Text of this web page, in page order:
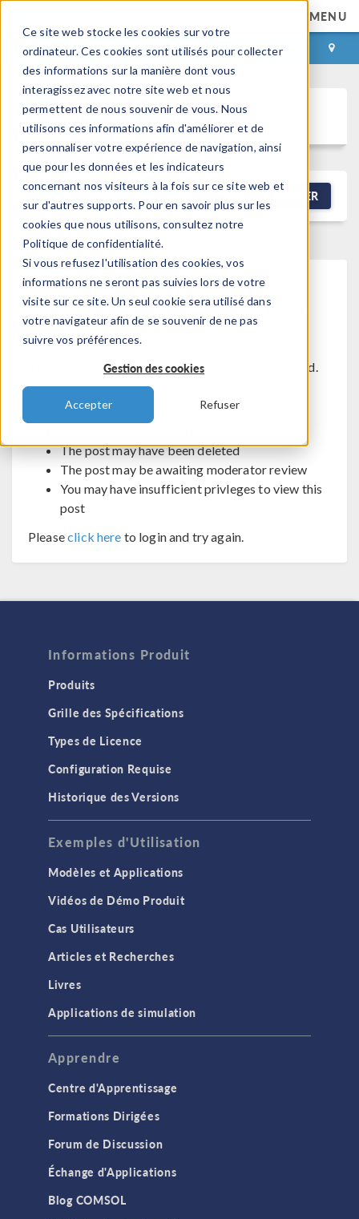
Ce site web stocke les cookies sur votre
ordinateur. Ces cookies sont utilisés pour collecter
des informations sur la manière dont vous
interagissez avec notre site web et nous
permettent de nous souvenir de vous. Nous
utilisons ces informations afin d'améliorer et de
personnaliser votre expérience de navigation, ainsi
que pour les données et les indicateurs
concernant nos visiteurs à la fois sur ce site web et
sur d'autres supports. Pour en savoir plus sur les
cookies que nous utilisons, consultez notre
Politique de confidentialité.
Si vous refusez l'utilisation des cookies, vos
informations ne seront pas suivies lors de votre
visite sur ce site. Un seul cookie sera utilisé dans
votre navigateur afin de se souvenir de ne pas
suivre vos préférences.
Gestion des cookies
Accepter Refuser
MENU
CONNEXION CONTACT
Discussion Forum
FILTRER
This forum post cannot be
viewed
The post you are trying to view cannot be displayed.
Possible reasons:
The post may have been deleted
The post may be awaiting moderator review
You may have insufficient privleges to view this
post
Pleaseclick here to login and try again.
Informations Produit
Produits
Grille des Spécifications
Types de Licence
Configuration Requise
Historique des Versions
Exemples d'Utilisation
Modèles et Applications
Vidéos de Démo Produit
Cas Utilisateurs
Articles et Recherches
Livres
Applications de simulation
Apprendre
Centre d'Apprentissage
Formations Dirigées
Forum de Discussion
Échange d'Applications
Blog COMSOL